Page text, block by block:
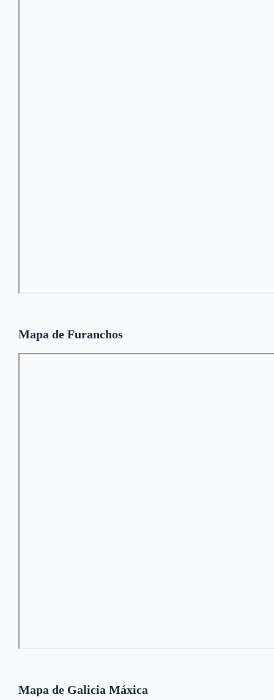
Mapa de Furanchos
Mapa de Galicia Máxica